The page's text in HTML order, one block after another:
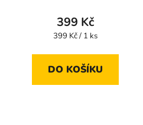
399 Kč
Měrná
399 Kč / 1 ks
DO KOŠÍKU